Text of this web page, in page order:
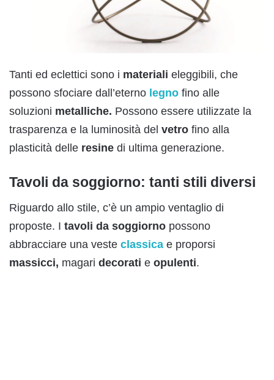
Tanti ed eclettici sono i materiali eleggibili, che
possono sfociare dall’eterno legno fino alle
soluzioni metalliche. Possono essere utilizzate la
trasparenza e la luminosità del vetro fino alla
plasticità delle resine di ultima generazione.
Tavoli da soggiorno: tanti stili diversi
Riguardo allo stile, c’è un ampio ventaglio di
proposte. I tavoli da soggiorno possono
abbracciare una veste classica e proporsi
massicci, magari decorati e opulenti.